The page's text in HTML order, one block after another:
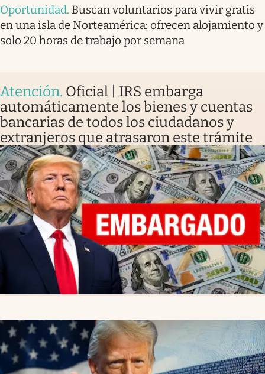
Oportunidad. Buscan voluntarios para vivir gratis
en una isla de Norteamérica: ofrecen alojamiento y
solo 20 horas de trabajo por semana
Atención. Oficial | IRS embarga
automáticamente los bienes y cuentas
bancarias de todos los ciudadanos y
extranjeros que atrasaron este trámite